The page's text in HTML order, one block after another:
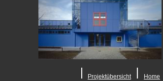
Projektübersicht Home